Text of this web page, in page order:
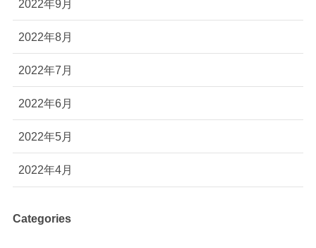
2022年9月
2022年8月
2022年7月
2022年6月
2022年5月
2022年4月
Categories